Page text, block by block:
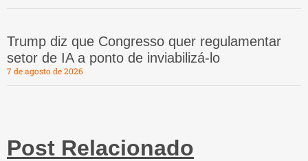
Trump diz que Congresso quer regulamentar
setor de IA a ponto de inviabilizá-lo
7 de agosto de 2026
Post Relacionado